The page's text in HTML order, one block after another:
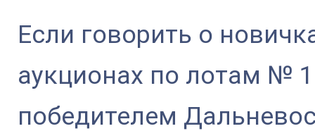
Если говорить о
аукционах по лотам №
победителем